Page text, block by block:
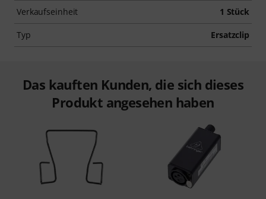
Verkaufseinheit 1 Stück
Typ Ersatzclip
Das kauften Kunden, die sich dieses
Produkt angesehen haben